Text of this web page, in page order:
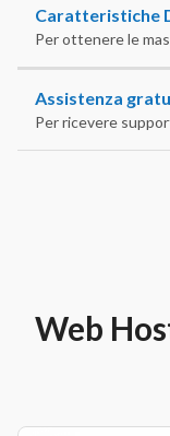
Caratteristiche
Per ottenere le
Assistenza
Per ricevere
Web